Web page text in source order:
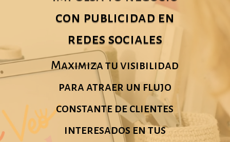
con publicidad en
redes sociales
Maximiza tu visibilidad
para atraer un flujo
constante de clientes
interesados en tus